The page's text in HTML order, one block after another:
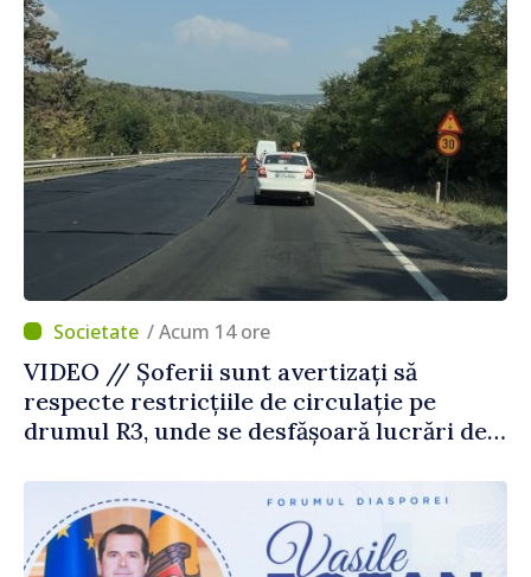
/ Acum 14 ore
VIDEO // Șoferii sunt avertizați să
respecte restricțiile de circulație pe
drumul R3, unde se desfășoară lucrări de